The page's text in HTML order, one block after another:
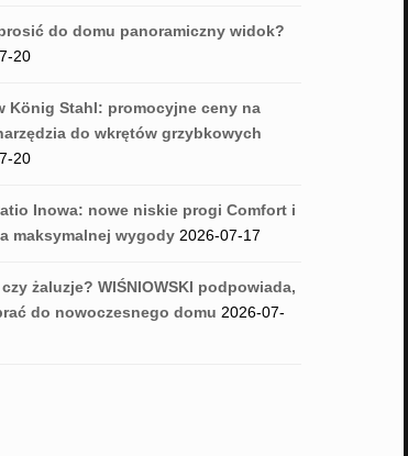
do domu panoramiczny widok?
20
König Stahl: promocyjne ceny na
do wkrętów grzybkowych
20
Inowa: nowe niskie progi Comfort i
maksymalnej wygody 2026-07-17
żaluzje? WIŚNIOWSKI podpowiada,
do nowoczesnego domu 2026-07-